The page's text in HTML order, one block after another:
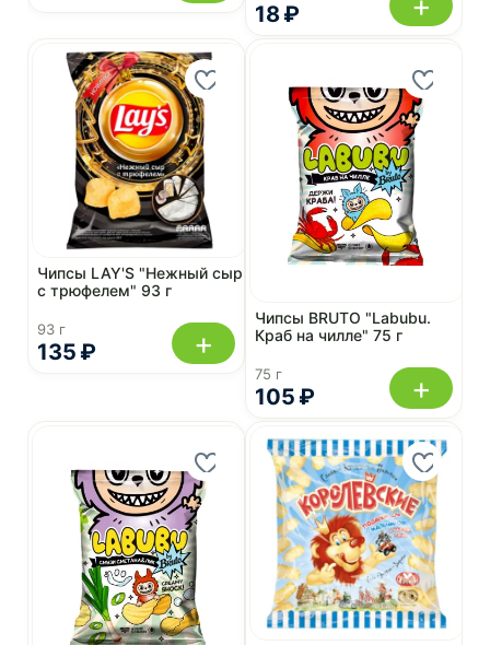
18 ₽
135 ₽
Чипсы LAY'S "Нежный сыр
с трюфелем" 93 г
93 г +
105 ₽
Чипсы BRUTO "Labubu.
Краб на чилле" 75 г
75 г +